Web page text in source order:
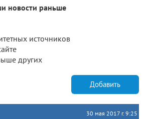
новости раньше
источников
других
Добавить
30 мая 2017 г. 9:25